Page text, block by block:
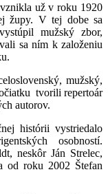
už v roku 1920
župy. V tej dobe sa
mužský zbor,
sa ním k založeniu
mužský,
tvorili repertoár
autorov.
histórii vystriedalo
osobností.
neskôr Ján Strelec,
od roku 2002 Štefan